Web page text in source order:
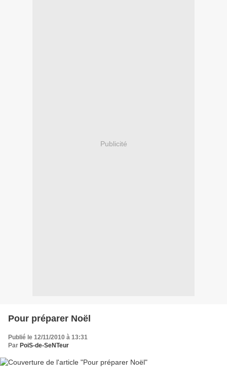
Publicité
Pour préparer Noël
Publié le 12/11/2010 à 13:31
Par PoiS-de-SeNTeur